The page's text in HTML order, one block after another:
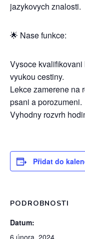
jazykovych znalosti.
🌟 Nase funkce:
Vysoce
vyukou cestiny.
Lekce zamerene na
psani a porozumeni.
Vyhodny rozvrh
Přidat do
PODROBNOSTI
Datum:
6 února, 2024